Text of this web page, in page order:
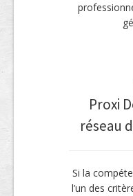
Proxi
réseau
Si la
l’un des